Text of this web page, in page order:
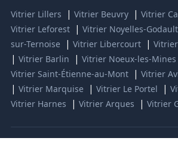
Vitrier Lillers | Vitrier Beuvry | Vitrier
Vitrier Leforest | Vitrier Noyelles-Godault
sur-Ternoise
| Vitrier Libercourt |
| Vitrier Barlin | Vitrier Noeux-les-Mines
Vitrier Saint-Étienne-au-Mont | Vitrier
| Vitrier Marquise | Vitrier Le Portel |
Vitrier Harnes | Vitrier Arques | Vitrier